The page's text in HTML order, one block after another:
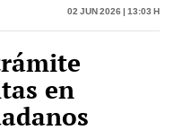
02 Jun 2026 | 13:03 h
en